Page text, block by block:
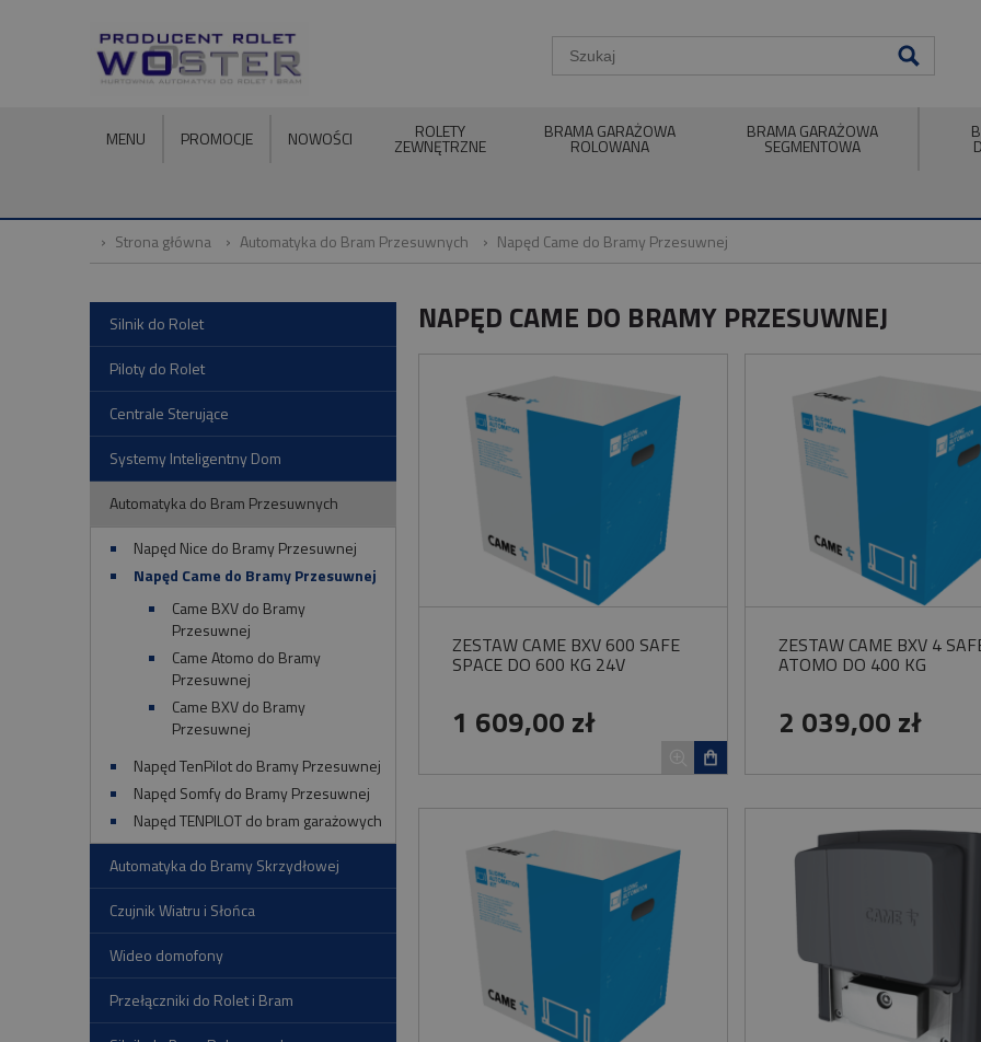
MENU PROMOCJE NOWOŚCI ROLETY
ZEWNĘTRZNE
BRAMA GARAŻOWA
ROLOWANA
BRAMA GARAŻOWA
SEGMENTOWA
Strona główna Automatyka do Bram Przesuwnych Napęd Came do Bramy Przesuwnej
Silnik do Rolet
Piloty do Rolet
Centrale Sterujące
Systemy Inteligentny Dom
Automatyka do Bram Przesuwnych
Napęd Nice do Bramy Przesuwnej
Napęd Came do Bramy Przesuwnej
Came BXV do Bramy
Przesuwnej
Came Atomo do Bramy
Przesuwnej
Came BXV do Bramy
Przesuwnej
Napęd TenPilot do Bramy Przesuwnej
Napęd Somfy do Bramy Przesuwnej
Napęd TENPILOT do bram garażowych
Automatyka do Bramy Skrzydłowej
Czujnik Wiatru i Słońca
Wideo domofony
Przełączniki do Rolet i Bram
NAPĘD CAME DO BRAMY PRZESUWNEJ
ZESTAW CAME BXV 600 SAFE
SPACE DO 600 KG 24V
1 609,00 zł
ZESTAW CAME BXV 4
ATOMO DO 400 KG
2 039,00 zł